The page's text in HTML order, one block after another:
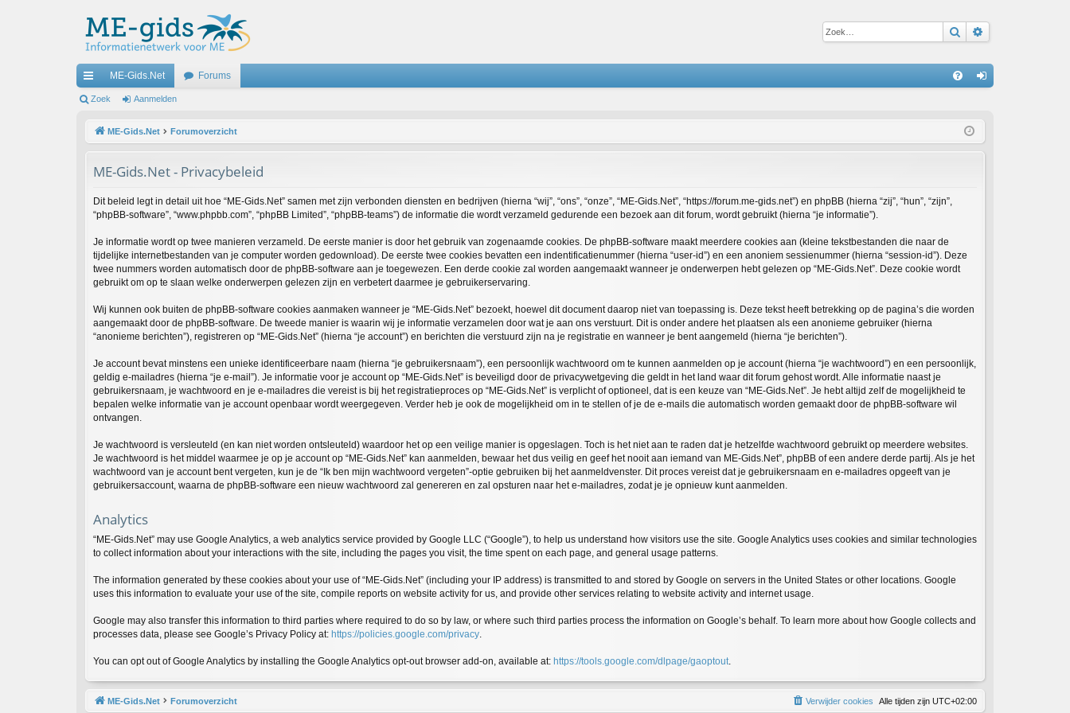
Zoek
ne
ME-Gids.Net Forums
m
Zoek Aanmelden
ME-Gids.Net Forumoverzicht
ME-Gids.Net - Privacybeleid
Dit beleid legt in detail uit hoe “ME-Gids.Net” samen met zijn verbonden diensten en bedrijven (hierna “wij”, “ons”, “onze”, “ME-Gids.Net”, “https://forum.me-gids.net”) en phpBB (hierna “zij”, “hun”, “zijn”,
“phpBB-software”, “www.phpbb.com”, “phpBB Limited”, “phpBB-teams”) de informatie die wordt verzameld gedurende een bezoek aan dit forum, wordt gebruikt (hierna “je informatie”).
Je informatie wordt op twee manieren verzameld. De eerste manier is door het gebruik van zogenaamde cookies. De phpBB-software maakt meerdere cookies aan (kleine tekstbestanden die naar de
tijdelijke internetbestanden van je computer worden gedownload). De eerste twee cookies bevatten een indentificatienummer (hierna “user-id”) en een anoniem sessienummer (hierna “session-id”). Deze
twee nummers worden automatisch door de phpBB-software aan je toegewezen. Een derde cookie zal worden aangemaakt wanneer je onderwerpen hebt gelezen op “ME-Gids.Net”. Deze cookie wordt
gebruikt om op te slaan welke onderwerpen gelezen zijn en verbetert daarmee je gebruikerservaring.
Wij kunnen ook buiten de phpBB-software cookies aanmaken wanneer je “ME-Gids.Net” bezoekt, hoewel dit document daarop niet van toepassing is. Deze tekst heeft betrekking op de pagina’s die worden
aangemaakt door de phpBB-software. De tweede manier is waarin wij je informatie verzamelen door wat je aan ons verstuurt. Dit is onder andere het plaatsen als een anonieme gebruiker (hierna
“anonieme berichten”), registreren op “ME-Gids.Net” (hierna “je account”) en berichten die verstuurd zijn na je registratie en wanneer je bent aangemeld (hierna “je berichten”).
Je account bevat minstens een unieke identificeerbare naam (hierna “je gebruikersnaam”), een persoonlijk wachtwoord om te kunnen aanmelden op je account (hierna “je wachtwoord”) en een persoonlijk,
geldig e-mailadres (hierna “je e-mail”). Je informatie voor je account op “ME-Gids.Net” is beveiligd door de privacywetgeving die geldt in het land waar dit forum gehost wordt. Alle informatie naast je
gebruikersnaam, je wachtwoord en je e-mailadres die vereist is bij het registratieproces op “ME-Gids.Net” is verplicht of optioneel, dat is een keuze van “ME-Gids.Net”. Je hebt altijd zelf de mogelijkheid te
bepalen welke informatie van je account openbaar wordt weergegeven. Verder heb je ook de mogelijkheid om in te stellen of je de e-mails die automatisch worden gemaakt door de phpBB-software wil
ontvangen.
Je wachtwoord is versleuteld (en kan niet worden ontsleuteld) waardoor het op een veilige manier is opgeslagen. Toch is het niet aan te raden dat je hetzelfde wachtwoord gebruikt op meerdere websites.
Je wachtwoord is het middel waarmee je op je account op “ME-Gids.Net” kan aanmelden, bewaar het dus veilig en geef het nooit aan iemand van ME-Gids.Net”, phpBB of een andere derde partij. Als je het
wachtwoord van je account bent vergeten, kun je de “Ik ben mijn wachtwoord vergeten”-optie gebruiken bij het aanmeldvenster. Dit proces vereist dat je gebruikersnaam en e-mailadres opgeeft van je
gebruikersaccount, waarna de phpBB-software een nieuw wachtwoord zal genereren en zal opsturen naar het e-mailadres, zodat je je opnieuw kunt aanmelden.
Analytics
“ME-Gids.Net” may use Google Analytics, a web analytics service provided by Google LLC (“Google”), to help us understand how visitors use the site. Google Analytics uses cookies and similar technologies
to collect information about your interactions with the site, including the pages you visit, the time spent on each page, and general usage patterns.
The information generated by these cookies about your use of “ME-Gids.Net” (including your IP address) is transmitted to and stored by Google on servers in the United States or other locations. Google
uses this information to evaluate your use of the site, compile reports on website activity for us, and provide other services relating to website activity and internet usage.
Google may also transfer this information to third parties where required to do so by law, or where such third parties process the information on Google’s behalf. To learn more about how Google collects and
processes data, please see Google’s Privacy Policy at: https://policies.google.com/privacy
You can opt out of Google Analytics by installing the Google Analytics opt-out browser add-on, available at: https://tools.google.com/dlpage/gaoptout
ME-Gids.Net Forumoverzicht Alle tijden zijn UTC+02:00
Verwijder cookies